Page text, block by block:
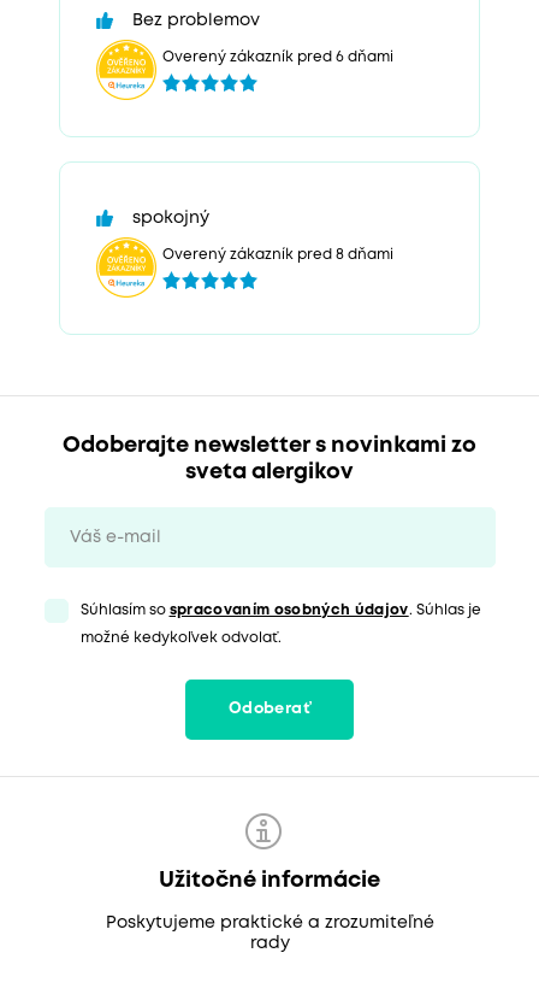
Bez problemov
Overený zákazník pred 6 dňami
spokojný
Overený zákazník pred 8 dňami
Odoberajte newsletter s novinkami zo
sveta alergikov
Súhlasím so spracovaním osobných údajov. Súhlas je
možné kedykoľvek odvolať.
Odoberať
Užitočné informácie
Poskytujeme praktické a zrozumiteľné
rady